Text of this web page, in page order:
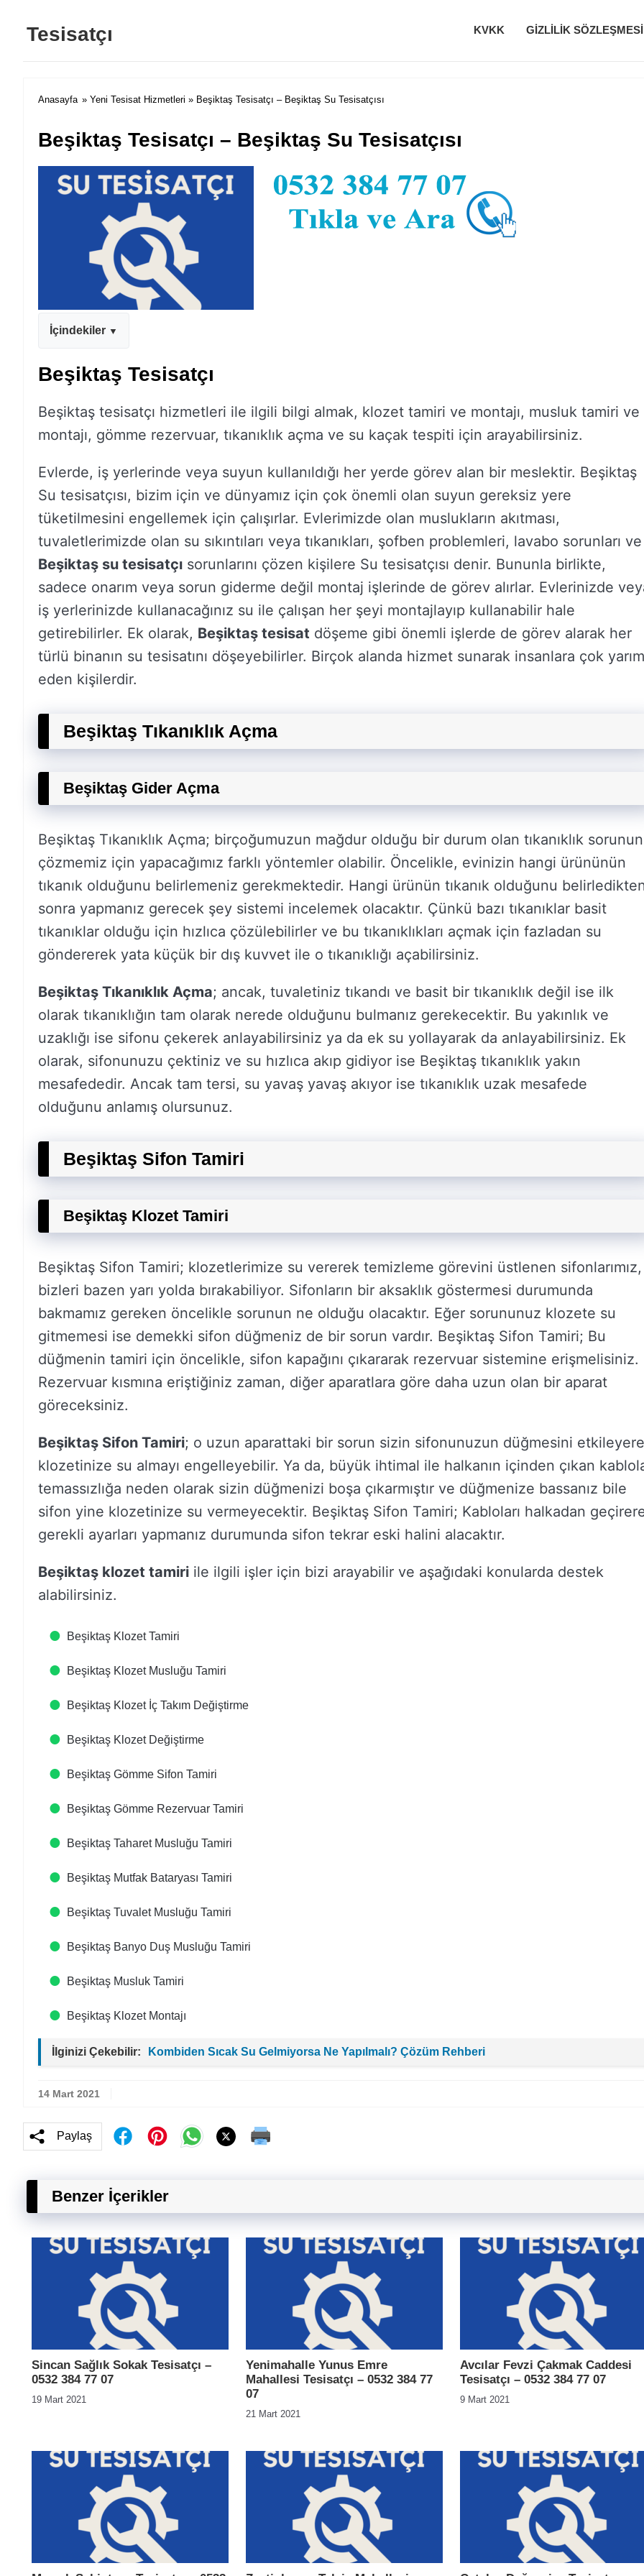
Tesisatçı KVKK GIZLILIK SÖZLEŞMESI
Anasayfa » Yeni Tesisat Hizmetleri » Beşiktaş Tesisatçı – Beşiktaş Su Tesisatçısı
Beşiktaş Tesisatçı – Beşiktaş Su Tesisatçısı
İçindekiler
Beşiktaş Tesisatçı
Beşiktaş tesisatçı hizmetleri ile ilgili bilgi almak, klozet tamiri ve montajı, musluk tamiri ve
montajı, gömme rezervuar, tıkanıklık açma ve su kaçak tespiti için arayabilirsiniz.
Evlerde, iş yerlerinde veya suyun kullanıldığı her yerde görev alan bir meslektir. Beşiktaş
Su tesisatçısı, bizim için ve dünyamız için çok önemli olan suyun gereksiz yere
tüketilmesini engellemek için çalışırlar. Evlerimizde olan muslukların akıtması,
tuvaletlerimizde olan su sıkıntıları veya tıkanıkları, şofben problemleri, lavabo sorunları ve
Beşiktaş su tesisatçı sorunlarını çözen kişilere Su tesisatçısı denir. Bununla birlikte,
sadece onarım veya sorun giderme değil montaj işlerinde de görev alırlar. Evlerinizde
iş yerlerinizde kullanacağınız su ile çalışan her şeyi montajlayıp kullanabilir hale
getirebilirler. Ek olarak, Beşiktaş tesisat döşeme gibi önemli işlerde de görev alarak her
türlü binanın su tesisatını döşeyebilirler. Birçok alanda hizmet sunarak insanlara çok yarım
eden kişilerdir.
Beşiktaş Tıkanıklık Açma
Beşiktaş Gider Açma
Beşiktaş Tıkanıklık Açma; birçoğumuzun mağdur olduğu bir durum olan tıkanıklık
çözmemiz için yapacağımız farklı yöntemler olabilir. Öncelikle, evinizin hangi ürününün
tıkanık olduğunu belirlemeniz gerekmektedir. Hangi ürünün tıkanık olduğunu
sonra yapmanız gerecek şey sistemi incelemek olacaktır. Çünkü bazı tıkanıklar basit
tıkanıklar olduğu için hızlıca çözülebilirler ve bu tıkanıklıkları açmak için fazladan su
göndererek yata küçük bir dış kuvvet ile o tıkanıklığı açabilirsiniz.
Beşiktaş Tıkanıklık Açma; ancak, tuvaletiniz tıkandı ve basit bir tıkanıklık değil ise ilk
olarak tıkanıklığın tam olarak nerede olduğunu bulmanız gerekecektir. Bu yakınlık ve
uzaklığı ise sifonu çekerek anlayabilirsiniz ya da ek su yollayarak da anlayabilirsiniz. Ek
olarak, sifonunuzu çektiniz ve su hızlıca akıp gidiyor ise Beşiktaş tıkanıklık yakın
mesafededir. Ancak tam tersi, su yavaş yavaş akıyor ise tıkanıklık uzak mesafede
olduğunu anlamış olursunuz.
Beşiktaş Sifon Tamiri
Beşiktaş Klozet Tamiri
Beşiktaş Sifon Tamiri; klozetlerimize su vererek temizleme görevini üstlenen sifonlarımız,
bizleri bazen yarı yolda bırakabiliyor. Sifonların bir aksaklık göstermesi durumunda
bakmamız gereken öncelikle sorunun ne olduğu olacaktır. Eğer sorununuz klozete su
gitmemesi ise demekki sifon düğmeniz de bir sorun vardır. Beşiktaş Sifon Tamiri; Bu
düğmenin tamiri için öncelikle, sifon kapağını çıkararak rezervuar sistemine erişmelisiniz.
Rezervuar kısmına eriştiğiniz zaman, diğer aparatlara göre daha uzun olan bir aparat
göreceksiniz.
Beşiktaş Sifon Tamiri; o uzun aparattaki bir sorun sizin sifonunuzun düğmesini
klozetinize su almayı engelleyebilir. Ya da, büyük ihtimal ile halkanın içinden çıkan
temassızlığa neden olarak sizin düğmenizi boşa çıkarmıştır ve düğmenize bassanız bile
sifon yine klozetinize su vermeyecektir. Beşiktaş Sifon Tamiri; Kabloları halkadan
gerekli ayarları yapmanız durumunda sifon tekrar eski halini alacaktır.
Beşiktaş klozet tamiri ile ilgili işler için bizi arayabilir ve aşağıdaki konularda destek
alabilirsiniz.
Beşiktaş Klozet Tamiri
Beşiktaş Klozet Musluğu Tamiri
Beşiktaş Klozet İç Takım Değiştirme
Beşiktaş Klozet Değiştirme
Beşiktaş Gömme Sifon Tamiri
Beşiktaş Gömme Rezervuar Tamiri
Beşiktaş Taharet Musluğu Tamiri
Beşiktaş Mutfak Bataryası Tamiri
Beşiktaş Tuvalet Musluğu Tamiri
Beşiktaş Banyo Duş Musluğu Tamiri
Beşiktaş Musluk Tamiri
Beşiktaş Klozet Montajı
İlginizi Çekebilir: Kombiden Sıcak Su Gelmiyorsa Ne Yapılmalı? Çözüm Rehberi
14 Mart 2021
Paylaş
Benzer İçerikler
Sincan Sağlık Sokak Tesisatçı –
0532 384 77 07
19 Mart 2021
Yenimahalle Yunus Emre
Mahallesi Tesisatçı – 0532 384 77
07
21 Mart 2021
Avcılar Fevzi Çakmak Caddesi
Tesisatçı – 0532 384 77 07
9 Mart 2021